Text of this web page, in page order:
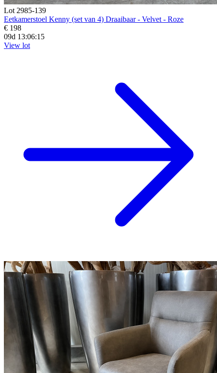
Lot 2985-139
Eetkamerstoel Kenny (set van 4) Draaibaar - Velvet - Roze
€ 198
09d 13:06:14
View lot